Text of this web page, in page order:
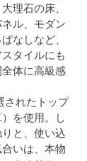
理石の床、
ル、モダン
なしなど、
タイルにも
体に高級感
されたトップ
を使用。し
と、使い込
いは、本物